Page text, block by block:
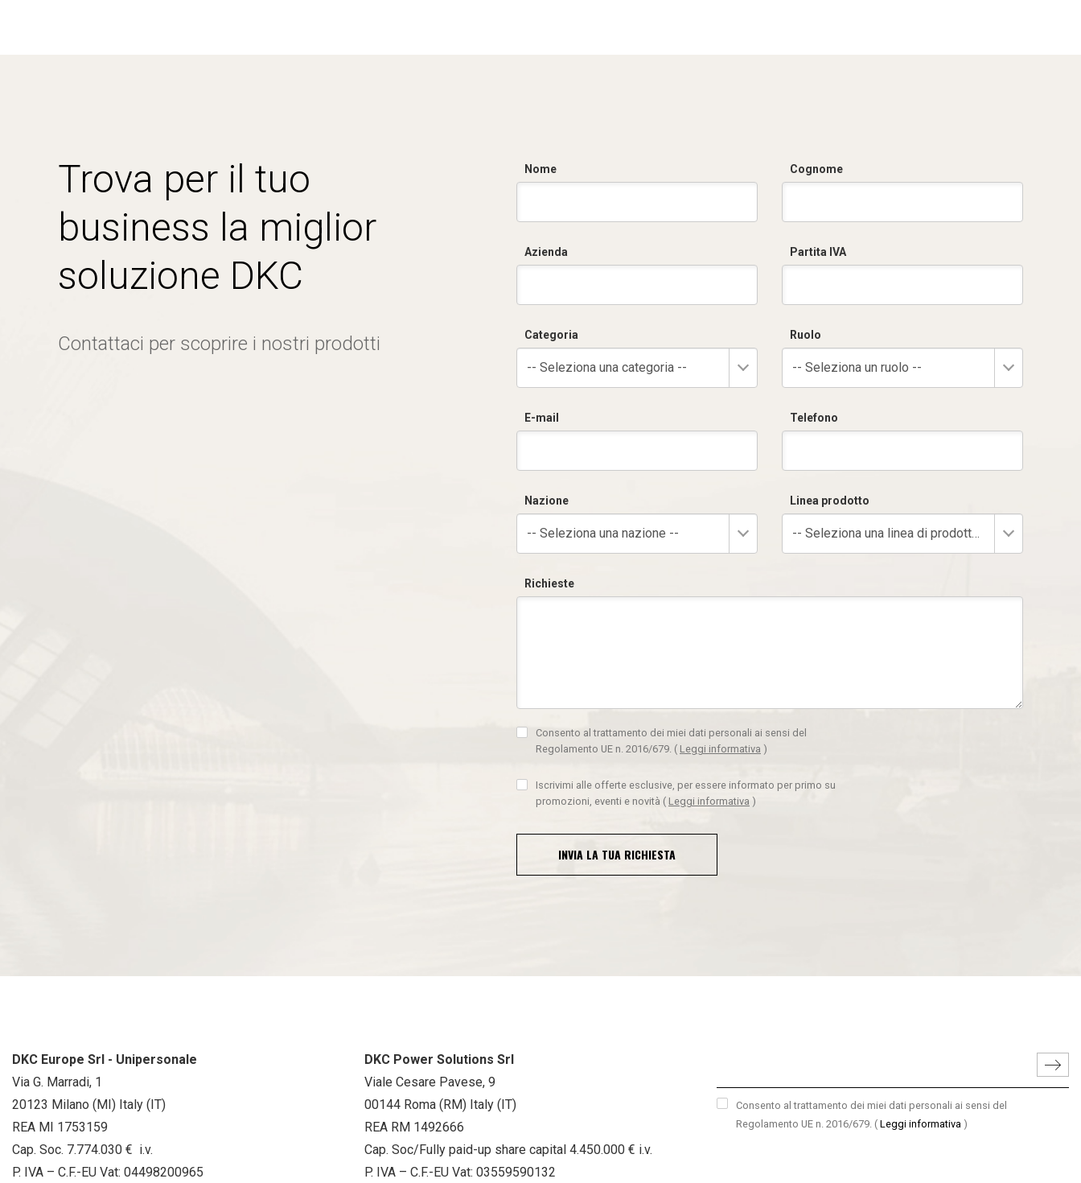
Trova per il tuo
business la miglior
soluzione DKC
Contattaci per scoprire i nostri prodotti
Nome Cognome
Azienda Partita IVA
Categoria
-- Seleziona una categoria --
Ruolo
-- Seleziona un ruolo --
E-mail Telefono
Nazione
-- Seleziona una nazione --
Linea prodotto
-- Seleziona una linea di prodotto --
Richieste
Consento al trattamento dei miei dati personali ai sensi del
Regolamento UE n. 2016/679. ( Leggi informativa )
Iscrivimi alle offerte esclusive, per essere informato per primo su
promozioni, eventi e novità ( Leggi informativa )
INVIA LA TUA RICHIESTA
DKC Europe Srl - Unipersonale
Via G. Marradi, 1
20123 Milano (MI) Italy (IT)
REA MI 1753159
Cap. Soc. 7.774.030 € i.v.
P. IVA – C.F.-EU Vat: 04498200965
DKC Power Solutions Srl
Viale Cesare Pavese, 9
00144 Roma (RM) Italy (IT)
REA RM 1492666
Cap. Soc/Fully paid-up share capital 4.450.000 € i.v.
P. IVA – C.F.-EU Vat: 03559590132
Consento al trattamento dei miei dati personali ai sensi del
Regolamento UE n. 2016/679. ( Leggi informativa )